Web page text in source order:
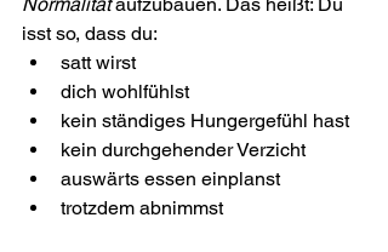
isst so, dass du:
satt wirst
dich wohlfühlst
kein ständiges Hungergefühl hast
kein durchgehender Verzicht
auswärts essen einplanst
trotzdem abnimmst